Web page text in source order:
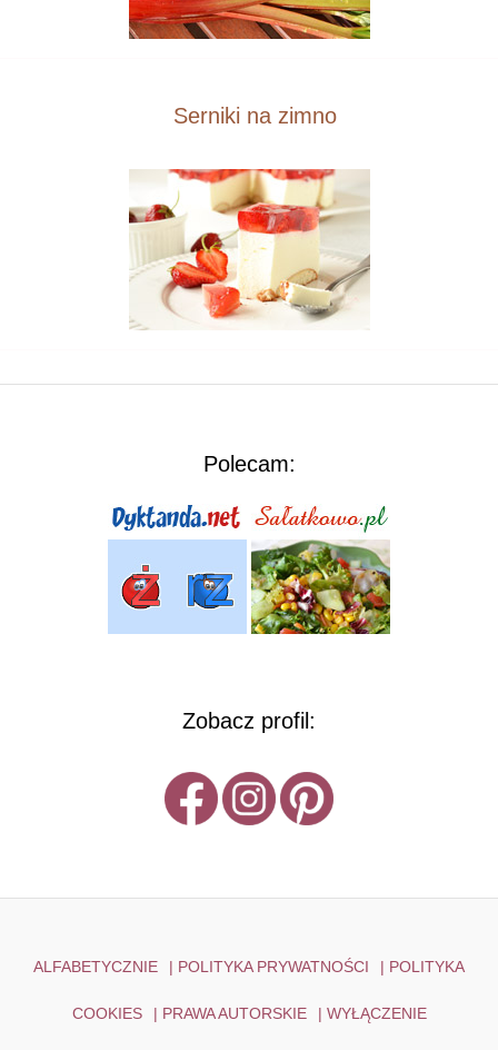
Serniki na zimno
Polecam:
Zobacz profil:
ALFABETYCZNIE | POLITYKA PRYWATNOŚCI | POLITYKA
COOKIES | PRAWA AUTORSKIE | WYŁĄCZENIE